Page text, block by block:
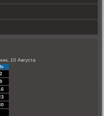
10 Августа
2
9